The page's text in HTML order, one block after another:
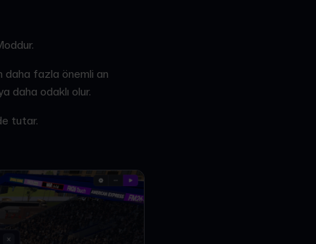
daha fazla önemli an
daha odaklı olur.
tutar.